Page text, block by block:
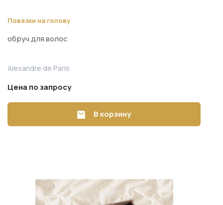
Повязки на голову
обруч для волос
Alexandre de Paris
Цена по запросу
В корзину